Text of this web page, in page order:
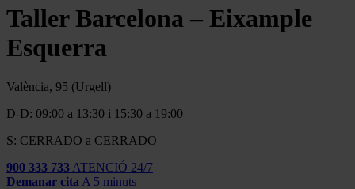
Taller Barcelona – Eixample
Esquerra
València, 95 (Urgell)
D-D: 09:00 a 13:30 i 15:30 a 19:00
S: CERRADO a CERRADO
900 333 733 ATENCIÓ 24/7
Demanar cita A 5 minuts